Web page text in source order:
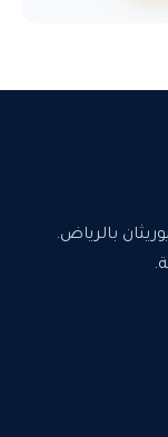
بالرياض.